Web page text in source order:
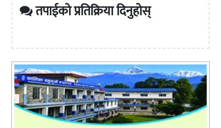
तपाईको प्रतिक्रिया दिनुहोस्